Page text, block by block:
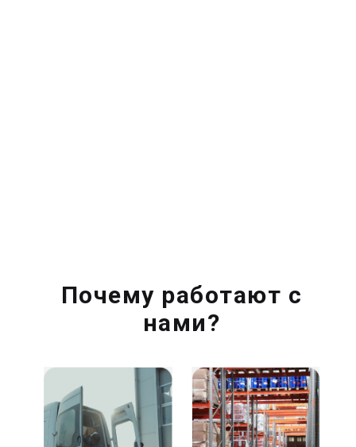
Почему работают с
нами?